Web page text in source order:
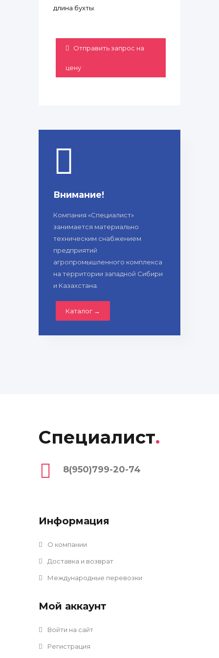
длина бухты.
Отправить запрос на
цену
Внимание!
Компания «Специалист»
занимается материально
техническим снабжением
предприятий
агропромышленного комплекса
на территории западной Сибири
и Казахстана.
Каталог →
Специалист.
8(950)799-20-74
Информация
О компании
Доставка и возврат
Международные перевозки
Мой аккаунт
Войти на сайт
Регистрация